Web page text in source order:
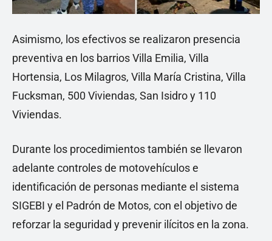
Asimismo, los efectivos se realizaron presencia
preventiva en los barrios Villa Emilia, Villa
Hortensia, Los Milagros, Villa María Cristina, Villa
Fucksman, 500 Viviendas, San Isidro y 110
Viviendas.
Durante los procedimientos también se llevaron
adelante controles de motovehículos e
identificación de personas mediante el sistema
SIGEBI y el Padrón de Motos, con el objetivo de
reforzar la seguridad y prevenir ilícitos en la zona.